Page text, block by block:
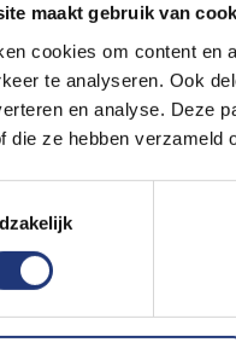
maakt gebruik van
cookies om content en
te analyseren. Ook
en analyse. Deze
die ze hebben verzameld